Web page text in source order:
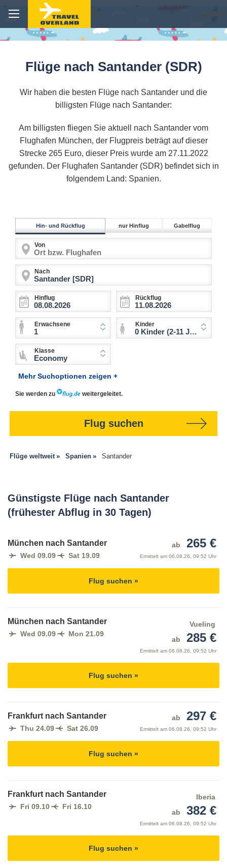
Flüge nach Santander (SDR)
Wir haben die besten Flüge nach Santander und die
billigsten Flüge nach Santander:
Am billigsten fliegen Sie aktuell nach Santander vom
Flughafen München, der Flugpreis beträgt auf dieser
Strecke 265 Euro, dieser Preis wurde am 27.11.2022
gefunden. Der Flughafen Santander (SDR) befindet sich in
folgendem Land: Spanien.
Hin- und Rückflug nur Hinflug Gabelflug
Von
Nach
Hinflug Rückflug
Erwachsene
1
Kinder
0 Kinder (2-11 Jahre)
Klasse
Economy
Mehr Suchoptionen zeigen +
Sie werden zu weitergeleitet.
Flug suchen
Flüge weltweit Spanien Santander
Günstigste Flüge nach Santander
(frühester Abflug in 30 Tagen)
München nach Santander
Wed 09.09 Sat 19.09
ab 265 €
Ermittelt am 06.08.26, 09:52 Uhr
Flug suchen »
München nach Santander
Wed 09.09 Mon 21.09
Vueling
ab
285 €
Ermittelt am 06.08.26, 09:52 Uhr
Flug suchen »
Frankfurt nach Santander
Thu 24.09 Sat 26.09
ab 297 €
Ermittelt am 06.08.26, 09:52 Uhr
Flug suchen »
Frankfurt nach Santander
Fri 09.10 Fri 16.10
Iberia
ab
382 €
Ermittelt am 06.08.26, 09:52 Uhr
Flug suchen »